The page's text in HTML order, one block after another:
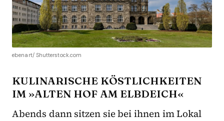
ebenart/ Shutterstock.com
KULINARISCHE KÖSTLICHKEITEN
IM »ALTEN HOF AM ELBDEICH«
Abends dann sitzen sie bei ihnen im Lokal